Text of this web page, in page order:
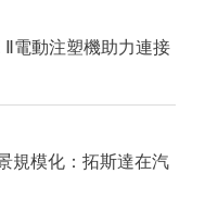
電動注塑機助力連接
規模化：拓斯達在汽